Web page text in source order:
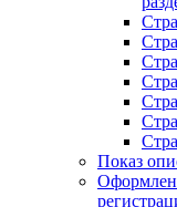
Показ